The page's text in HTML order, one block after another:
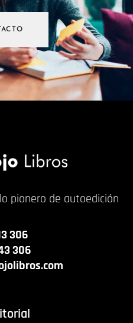
pionero de autoedición
306
306